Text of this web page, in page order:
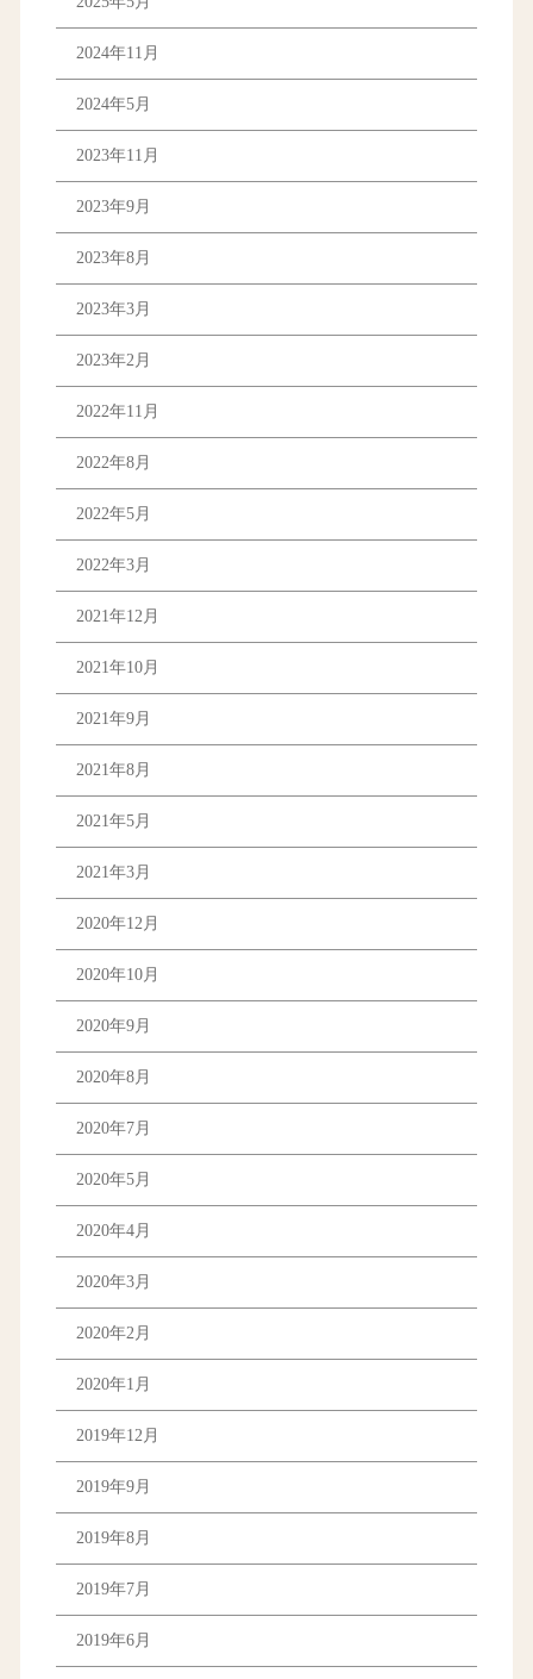
2024年11月
2024年5月
2023年11月
2023年9月
2023年8月
2023年3月
2023年2月
2022年11月
2022年8月
2022年5月
2022年3月
2021年12月
2021年10月
2021年9月
2021年8月
2021年5月
2021年3月
2020年12月
2020年10月
2020年9月
2020年8月
2020年7月
2020年5月
2020年4月
2020年3月
2020年2月
2020年1月
2019年12月
2019年9月
2019年8月
2019年7月
2019年6月